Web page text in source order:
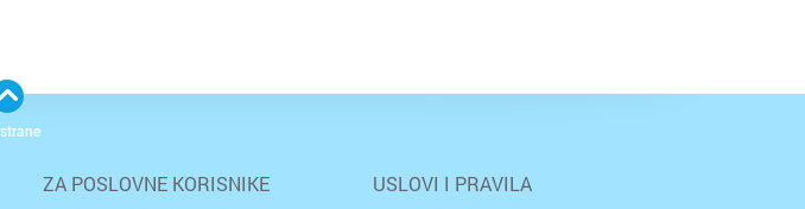
ZA POSLOVNE KORISNIKE USLOVI I PRAVILA